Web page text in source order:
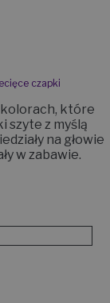
czapki
kolorach, które
szyte z myślą
na głowie
w zabawie.